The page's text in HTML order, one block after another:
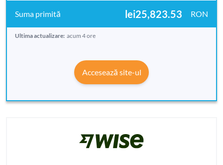
lei25,823.53 RON
Ultima actualizare: acum 4 ore
Accesează site-ul